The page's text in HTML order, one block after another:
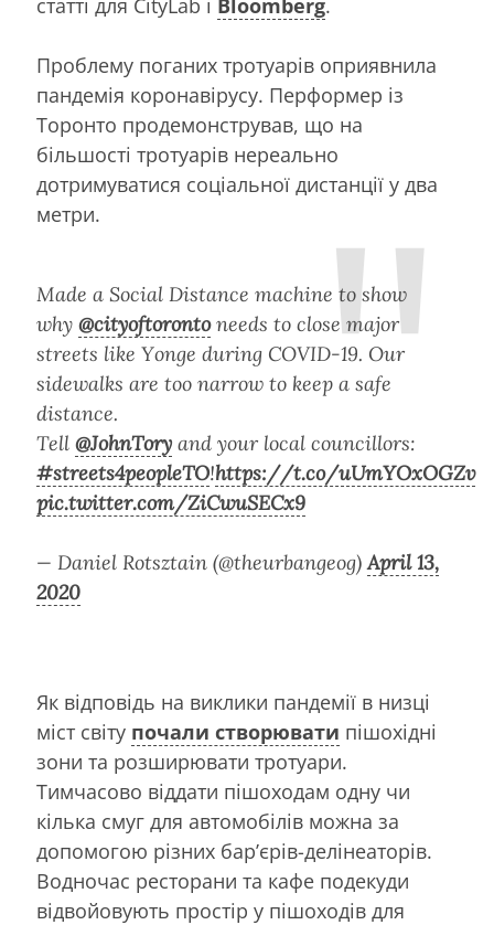
Проблему поганих тротуарів оприявнила
пандемія коронавірусу. Перформер із
Торонто продемонстрував, що на
більшості тротуарів нереально
дотримуватися соціальної дистанції у два
метри.
Made a Social Distance machine to show
why @cityoftorontoneeds to close major
streets like Yonge during COVID-19. Our
sidewalks are too narrow to keep a safe
distance.
Tell @JohnTory and your local councillors:
#streets4peopleTO!https://t.co/uUmYOxOGZv
pic.twitter.com/ZiCwuSECx9
— Daniel Rotsztain (@theurbangeog)April 13,
2020
Як відповідь на виклики пандемії в низці
міст світу почали створювати пішохідні
зони та розширювати тротуари.
Тимчасово віддати пішоходам одну чи
кілька смуг для автомобілів можна за
допомогою різних бар’єрів-делінеаторів.
Водночас ресторани та кафе подекуди
відвойовують простір у пішоходів для